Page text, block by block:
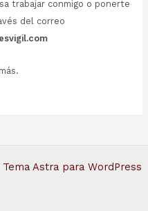
trabajar conmigo o ponerte
del correo
Tema Astra para WordPress